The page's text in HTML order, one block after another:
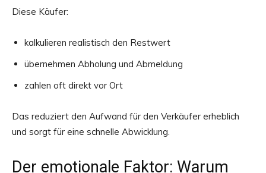
Diese Käufer:
kalkulieren realistisch den Restwert
übernehmen Abholung und Abmeldung
zahlen oft direkt vor Ort
Das reduziert den Aufwand für den Verkäufer erheblich
und sorgt für eine schnelle Abwicklung.
Der emotionale Faktor: Warum